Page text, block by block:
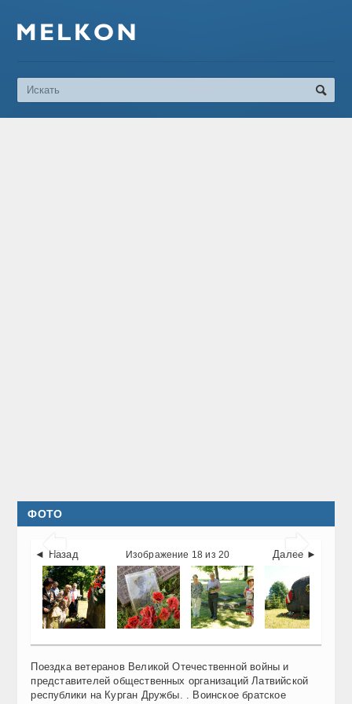
ФОТО
 
◄ Назад Далее ►
Изображение 18 из 20
Поездка ветеранов Великой Отечественной войны и
представителей общественных организаций Латвийской
республики на Курган Дружбы. . Воинское братское